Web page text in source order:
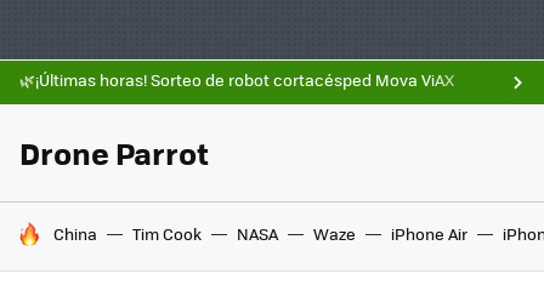
🌿¡Últimas horas! Sorteo de robot cortacésped Mova ViAX
Drone Parrot
HOY SE HABLA DE
China Tim Cook NASA Waze iPhone Air